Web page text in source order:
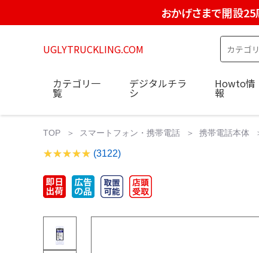
おかげさまで開設
UGLYTRUCKLING.COM
カテゴリ一
覧
デジタルチラ
シ
Howto情
報
TOP スマートフォン・携帯電話 携帯電話本体
(3122)